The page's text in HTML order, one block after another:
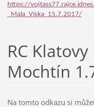
https://
_Mala_Viska_15.7.2017/
RC
Mochtín
Na tomto odkazu si